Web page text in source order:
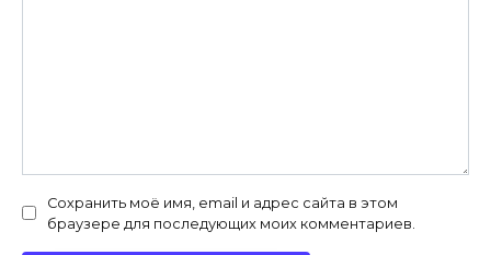
Сохранить моё имя, email и адрес сайта в этом
браузере для последующих моих комментариев.